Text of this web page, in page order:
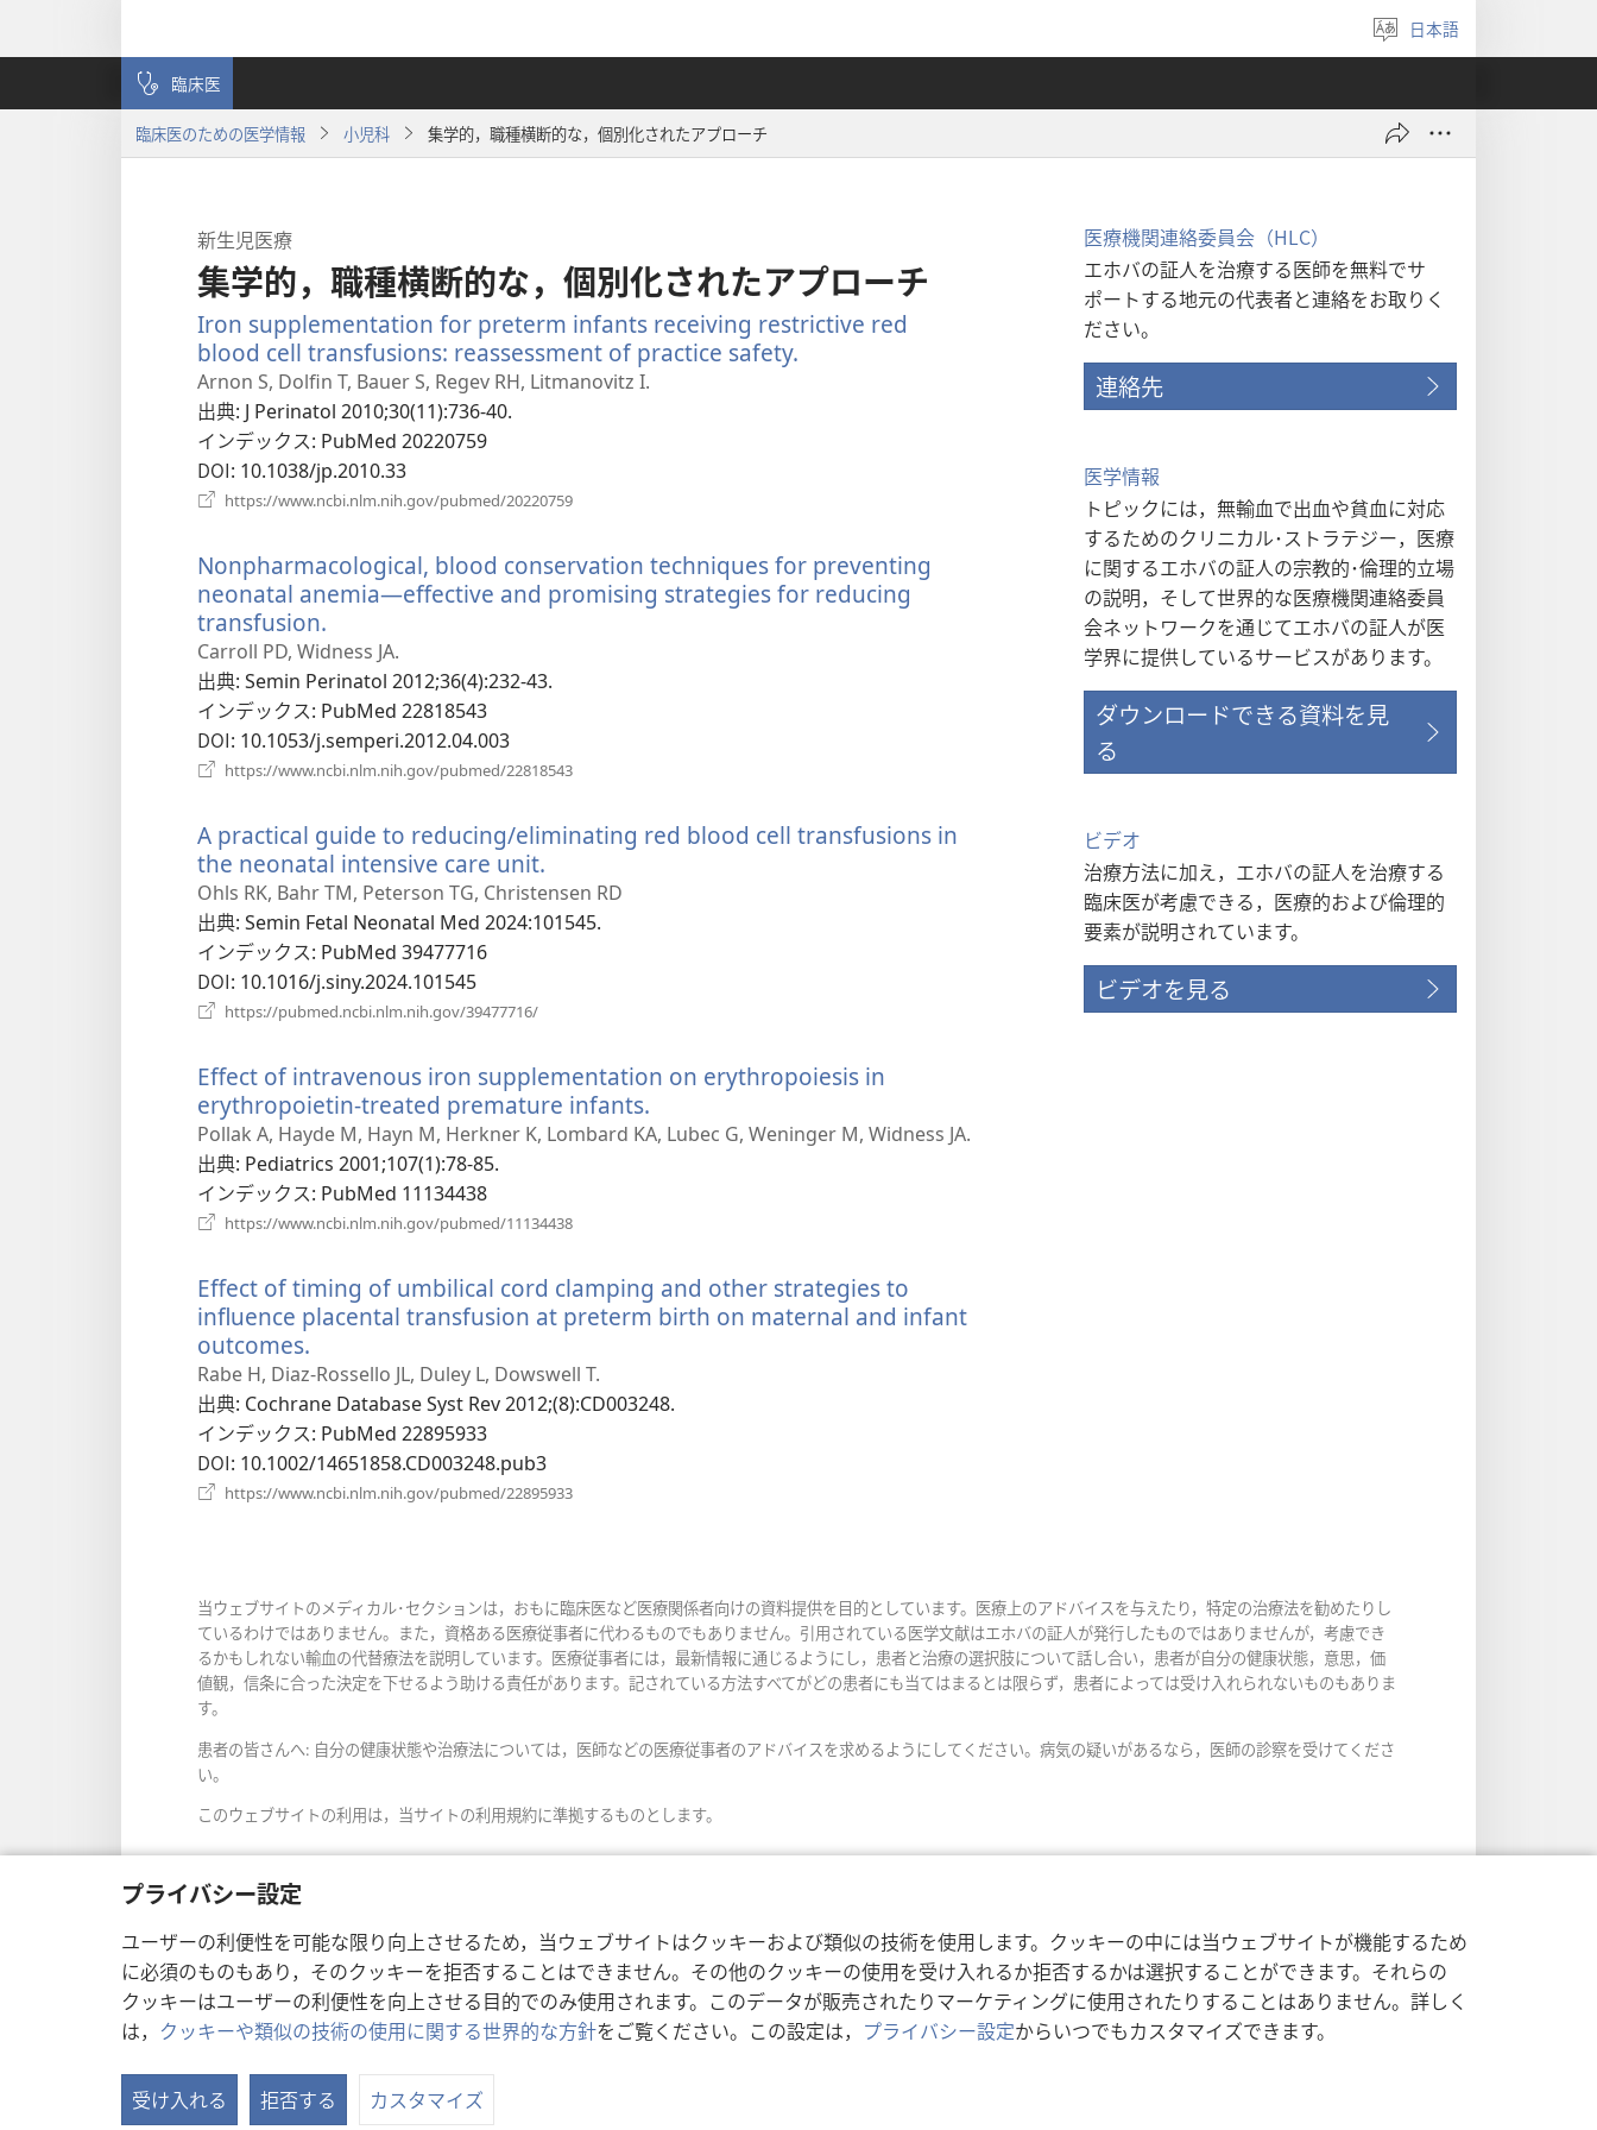
プライバシー設定
ユーザーの利便性を可能な限り向上させるため，当ウェブサイトはクッキーおよび類似の技術を使用します。クッキーの中には当ウェブサイトが機能するため
に必須のものもあり，そのクッキーを拒否することはできません。その他のクッキーの使用を受け入れるか拒否するかは選択することができます。それらの
クッキーはユーザーの利便性を向上させる目的でのみ使用されます。このデータが販売されたりマーケティングに使用されたりすることはありません。詳しく
は， クッキーや類似の技術の使用に関する世界的な方針をご覧ください。この設定は， プライバシー設定からいつでもカスタマイズできます。
受け入れる 拒否する カスタマイズ
言
語
選
ぶ
日本語
臨床医
臨床医のための医学情報 小児科 集学的，職種横断的な，個別化されたアプローチ
新生児医療
集学的，職種横断的な，個別化されたアプローチ
Iron supplementation for preterm infants receiving restrictive red
blood cell transfusions: reassessment of practice safety.
Arnon S, Dolfin T, Bauer S, Regev RH, Litmanovitz I.
出典‎: J Perinatol 2010;30(11):736-40.
インデックス‎: PubMed 20220759
DOI‎: 10.1038/jp.2010.33
https://www.ncbi.nlm.nih.gov/pubmed/20220759
タ
ブ
で
Nonpharmacological, blood conservation techniques for preventing
neonatal anemia—effective and promising strategies for reducing
transfusion.
し
い
タ
ブ
で
く）
Carroll PD, Widness JA.
出典‎: Semin Perinatol 2012;36(4):232-43.
インデックス‎: PubMed 22818543
DOI‎: 10.1053/j.semperi.2012.04.003
https://www.ncbi.nlm.nih.gov/pubmed/22818543
タ
開
く）
A practical guide to reducing/eliminating red blood cell transfusions in
the neonatal intensive care unit.
し
い
Ohls RK, Bahr TM, Peterson TG, Christensen RD
出典‎: Semin Fetal Neonatal Med 2024:101545.
インデックス‎: PubMed 39477716
DOI‎: 10.1016/j.siny.2024.101545
https://pubmed.ncbi.nlm.nih.gov/39477716/
タ
ブ
で
開
Effect of intravenous iron supplementation on erythropoiesis in
erythropoietin-treated premature infants.
し
開
く）
Pollak A, Hayde M, Hayn M, Herkner K, Lombard KA, Lubec G, Weninger M, Widness JA.
出典‎: Pediatrics 2001;107(1):78-85.
インデックス‎: PubMed 11134438
https://www.ncbi.nlm.nih.gov/pubmed/11134438
タ
ブ
で
く）
Effect of timing of umbilical cord clamping and other strategies to
influence placental transfusion at preterm birth on maternal and infant
outcomes.
し
い
タ
ブ
で
Rabe H, Diaz-Rossello JL, Duley L, Dowswell T.
出典‎: Cochrane Database Syst Rev 2012;(8):CD003248.
インデックス‎: PubMed 22895933
DOI‎: 10.1002/14651858.CD003248.pub3
https://www.ncbi.nlm.nih.gov/pubmed/22895933
で
開
く）
医療機関連絡委員会（HLC）
エホバの証人を治療する医師を無料でサ
ポートする地元の代表者と連絡をお取りく
ださい。
連絡先
医学情報
トピックには，無輸血で出血や貧血に対応
するためのクリニカル･ストラテジー，医療
に関するエホバの証人の宗教的･倫理的立場
の説明，そして世界的な医療機関連絡委員
会ネットワークを通じてエホバの証人が医
学界に提供しているサービスがあります。
ダウンロードできる資料を見
る
ビデオ
治療方法に加え，エホバの証人を治療する
臨床医が考慮できる，医療的および倫理的
要素が説明されています。
ビデオを見る
当ウェブサイトのメディカル･セクションは，おもに臨床医など医療関係者向けの資料提供を目的としています。医療上のアドバイスを与えたり，特定の治療法を勧めたりし
ているわけではありません。また，資格ある医療従事者に代わるものでもありません。引用されている医学文献はエホバの証人が発行したものではありませんが，考慮でき
るかもしれない輸血の代替療法を説明しています。医療従事者には，最新情報に通じるようにし，患者と治療の選択肢について話し合い，患者が自分の健康状態，意思，価
値観，信条に合った決定を下せるよう助ける責任があります。記されている方法すべてがどの患者にも当てはまるとは限らず，患者によっては受け入れられないものもありま
す。
患者の皆さんへ: 自分の健康状態や治療法については，医師などの医療従事者のアドバイスを求めるようにしてください。病気の疑いがあるなら，医師の診察を受けてくださ
い。
このウェブサイトの利用は，当サイトの利用規約に準拠するものとします。
画面表示の設定
Copyright© 2026 Watch Tower Bible and Tract Society of Pennsylvania. 利用規約 | プライバシーに関する方針 | プライバシー設定